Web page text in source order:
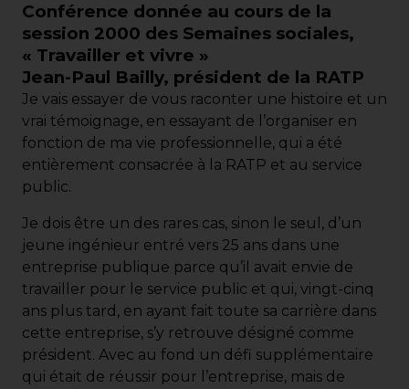
Conférence donnée au cours de la
session 2000 des Semaines sociales,
« Travailler et vivre »
Jean-Paul Bailly, président de la RATP
Je vais essayer de vous raconter une histoire et un
vrai témoignage, en essayant de l’organiser en
fonction de ma vie professionnelle, qui a été
entièrement consacrée à la RATP et au service
public.
Je dois être un des rares cas, sinon le seul, d’un
jeune ingénieur entré vers 25 ans dans une
entreprise publique parce qu’il avait envie de
travailler pour le service public et qui, vingt-cinq
ans plus tard, en ayant fait toute sa carrière dans
cette entreprise, s’y retrouve désigné comme
président. Avec au fond un défi supplémentaire
qui était de réussir pour l’entreprise, mais de